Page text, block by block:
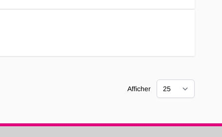
Afficher